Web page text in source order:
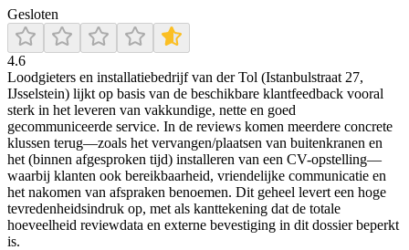
Gesloten
4.6
Loodgieters en installatiebedrijf van der Tol (Istanbulstraat 27,
IJsselstein) lijkt op basis van de beschikbare klantfeedback vooral
sterk in het leveren van vakkundige, nette en goed
gecommuniceerde service. In de reviews komen meerdere concrete
klussen terug—zoals het vervangen/plaatsen van buitenkranen en
het (binnen afgesproken tijd) installeren van een CV-opstelling—
waarbij klanten ook bereikbaarheid, vriendelijke communicatie en
het nakomen van afspraken benoemen. Dit geheel levert een hoge
tevredenheidsindruk op, met als kanttekening dat de totale
hoeveelheid reviewdata en externe bevestiging in dit dossier beperkt
is.